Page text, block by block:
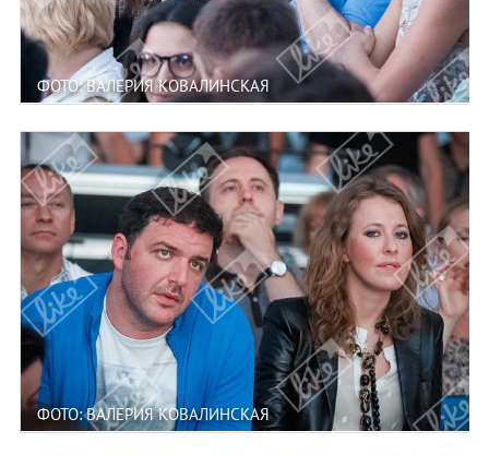
ФОТО: ВАЛЕРИЯ КОВАЛИНСКАЯ
ФОТО: ВАЛЕРИЯ КОВАЛИНСКАЯ